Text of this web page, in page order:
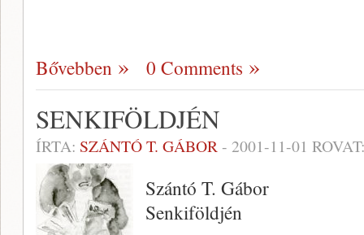
Bővebben 0 Comments
SENKIFÖLDJÉN
ÍRTA: SZÁNTÓ T. GÁBOR- 2001-11-01
Szántó T. Gábor
Senkiföldjén